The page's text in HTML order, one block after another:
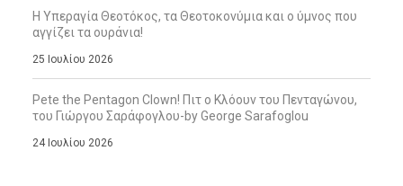
Η Υπεραγία Θεοτόκος, τα Θεοτοκονύμια και ο ύμνος που
αγγίζει τα ουράνια!
25 Ιουλίου 2026
Pete the Pentagon Clown! Πιτ ο Κλόουν του Πενταγώνου,
του Γιώργου Σαράφογλου-by George Sarafoglou
24 Ιουλίου 2026